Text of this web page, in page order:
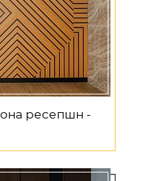
ресепшн -